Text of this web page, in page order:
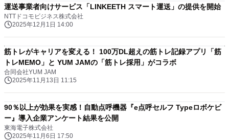
運送事業者向けサービス「LINKEETH スマート運送」の提供を開始
NTTドコモビジネス株式会社
2025年12月1日 14:00
筋トレがキャリアを変える！ 100万DL超えの筋トレ記録アプリ「筋
トレMEMO」と YUM JAMの「筋トレ採用」がコラボ
合同会社YUM JAM
2025年11月13日 11:15
90％以上が効果を実感！自動点呼機器『e点呼セルフ Typeロボケビ
ー』導入企業アンケート結果を公開
東海電子株式会社
2025年11月6日 17:50